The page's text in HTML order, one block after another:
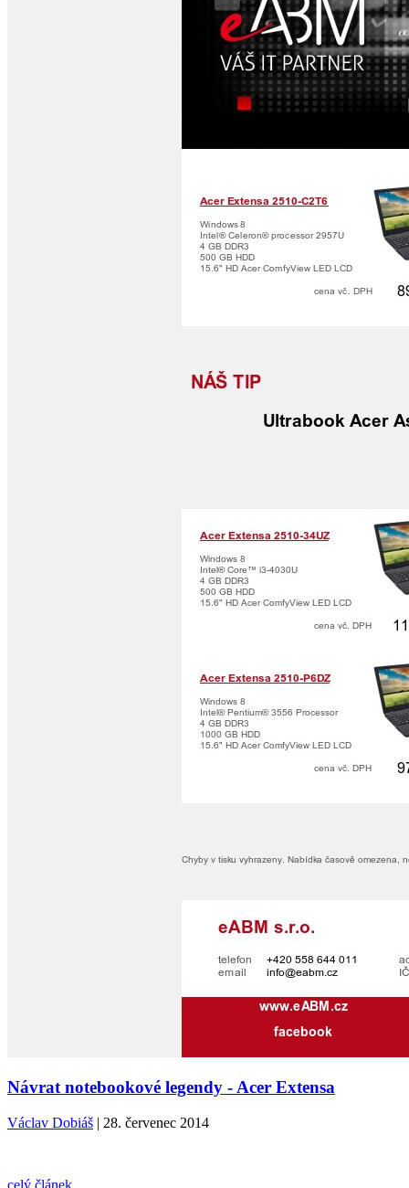
Návrat notebookové legendy - Acer Extensa
Václav Dobiáš | 28. červenec 2014
celý článek